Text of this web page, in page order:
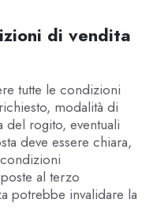
di vendita
tutte le condizioni
modalità di
del rogito, eventuali
deve essere chiara,
al terzo
potrebbe invalidare la